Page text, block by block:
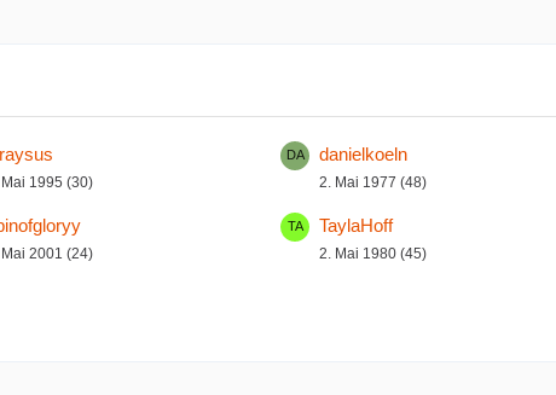
1995 (30)
danielkoeln
2. Mai 1977 (48)
2001 (24)
TaylaHoff
2. Mai 1980 (45)